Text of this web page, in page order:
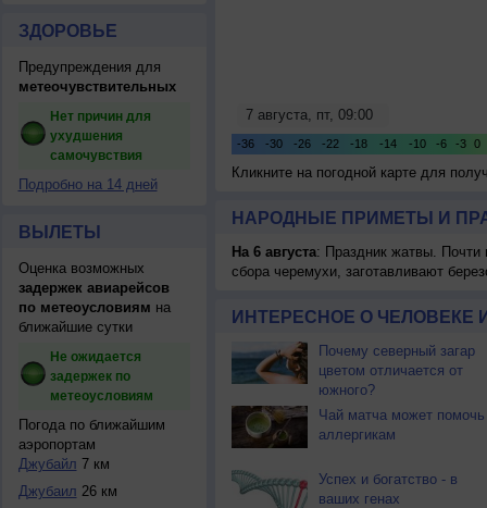
ЗДОРОВЬЕ
Предупреждения для
метеочувствительных
Нет причин для
ухудшения
самочувствия
Подробно на 14 дней
ВЫЛЕТЫ
Оценка возможных
задержек авиарейсов
по метеоусловиям на
ближайшие сутки
Не ожидается
задержек по
метеоусловиям
Погода по ближайшим
аэропортам
Джубайл 7 км
Джубаил 26 км
Кликните на погодной карте для
НАРОДНЫЕ ПРИМЕТЫ И
На 6 августа: Праздник жатвы. Почти
сбора черемухи, заготавливают
ИНТЕРЕСНОЕ О ЧЕЛОВЕКЕ
Почему северный загар
цветом отличается от
южного?
Чай матча может помочь
аллергикам
Успех и богатство - в
ваших генах